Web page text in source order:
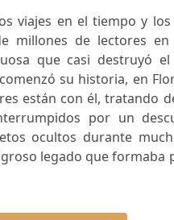
viajes en el tiempo y
millones de lectores
que casi destruyó el
su historia, en
están con él, tratando
por un
ocultos durante
legado que formaba